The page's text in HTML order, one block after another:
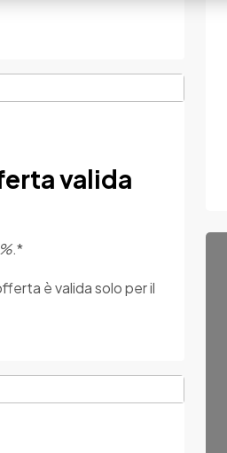
valida
.*
è valida solo per il